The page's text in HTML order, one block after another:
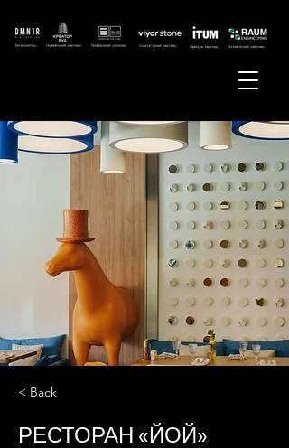
< Back
РЕСТОРАН «ЙОЙ»